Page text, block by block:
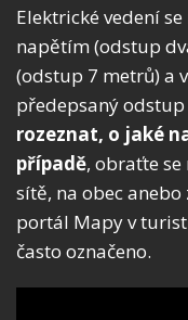
Elektrické vedení
napětím (odstup
(odstup 7 metrů) a
předepsaný
rozeznat, o jaké
případě, obraťte
sítě, na obec
portál Mapy v
často označeno.